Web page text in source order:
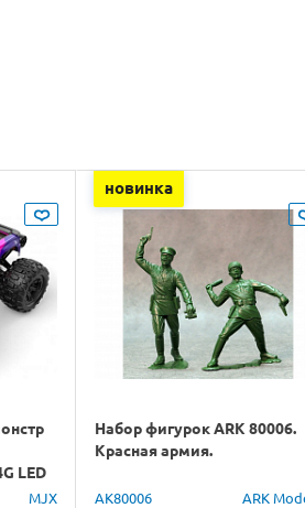
LED
MJX
новинка
Набор фигурок ARK 80006.
Красная армия.
AK80006 ARK